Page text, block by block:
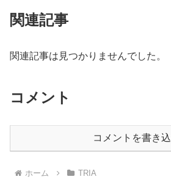
関連記事
関連記事は見つかりませんでした。
コメント
コメントを書き
ホーム TRIA